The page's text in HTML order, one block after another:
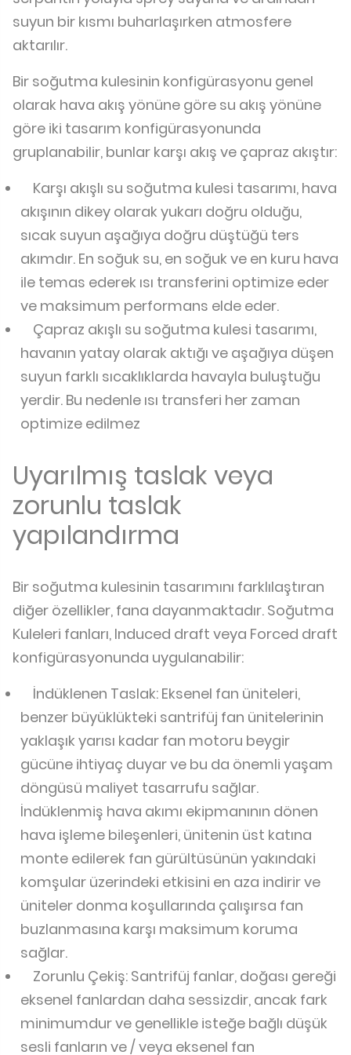
suyun bir kısmı buharlaşırken atmosfere
aktarılır.
Bir soğutma kulesinin konfigürasyonu genel
olarak hava akış yönüne göre su akış yönüne
göre iki tasarım konfigürasyonunda
gruplanabilir, bunlar karşı akış ve çapraz akıştır:
Karşı akışlı su soğutma kulesi tasarımı, hava
akışının dikey olarak yukarı doğru olduğu,
sıcak suyun aşağıya doğru düştüğü ters
akımdır. En soğuk su, en soğuk ve en kuru hava
ile temas ederek ısı transferini optimize eder
ve maksimum performans elde eder.
Çapraz akışlı su soğutma kulesi tasarımı,
havanın yatay olarak aktığı ve aşağıya düşen
suyun farklı sıcaklıklarda havayla buluştuğu
yerdir. Bu nedenle ısı transferi her zaman
optimize edilmez
Uyarılmış taslak veya
zorunlu taslak
yapılandırma
Bir soğutma kulesinin tasarımını farklılaştıran
diğer özellikler, fana dayanmaktadır. Soğutma
Kuleleri fanları, Induced draft veya Forced draft
konfigürasyonunda uygulanabilir:
İndüklenen Taslak: Eksenel fan üniteleri,
benzer büyüklükteki santrifüj fan ünitelerinin
yaklaşık yarısı kadar fan motoru beygir
gücüne ihtiyaç duyar ve bu da önemli yaşam
döngüsü maliyet tasarrufu sağlar.
İndüklenmiş hava akımı ekipmanının dönen
hava işleme bileşenleri, ünitenin üst katına
monte edilerek fan gürültüsünün yakındaki
komşular üzerindeki etkisini en aza indirir ve
üniteler donma koşullarında çalışırsa fan
buzlanmasına karşı maksimum koruma
sağlar.
Zorunlu Çekiş: Santrifüj fanlar, doğası gereği
eksenel fanlardan daha sessizdir, ancak fark
minimumdur ve genellikle isteğe bağlı düşük
sesli fanların ve / veya eksenel fan